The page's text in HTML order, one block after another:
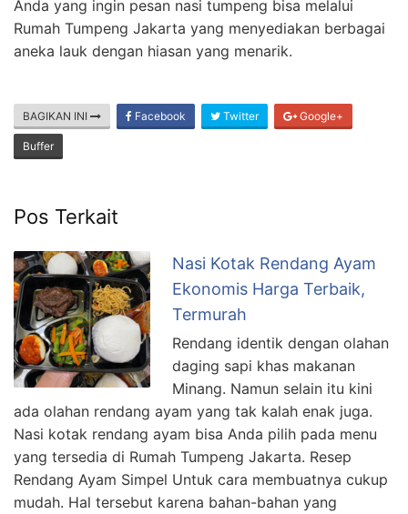
Anda yang ingin pesan nasi tumpeng bisa melalui
Rumah Tumpeng Jakarta yang menyediakan berbagai
aneka lauk dengan hiasan yang menarik.
BAGIKAN INI Facebook Twitter Google+
Buffer
Pos Terkait
Nasi Kotak Rendang Ayam
Ekonomis Harga Terbaik,
Termurah
Rendang identik dengan olahan
daging sapi khas makanan
Minang. Namun selain itu kini
ada olahan rendang ayam yang tak kalah enak juga.
Nasi kotak rendang ayam bisa Anda pilih pada menu
yang tersedia di Rumah Tumpeng Jakarta. Resep
Rendang Ayam Simpel Untuk cara membuatnya cukup
mudah. Hal tersebut karena bahan-bahan yang